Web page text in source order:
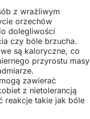
z wrażliwym
orzechów
dolegliwości
czy bóle brzucha.
są kaloryczne, co
przyrostu masy
zawierać
z nietolerancją
reakcje takie jak bóle